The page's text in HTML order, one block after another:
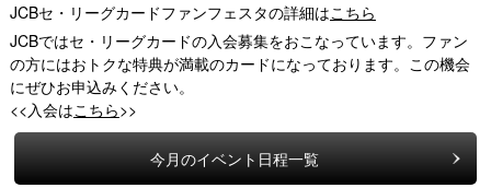
JCBセ・リーグカードファンフェスタの詳細はこちら
JCBではセ・リーグカードの入会募集をおこなっています。ファン
の方にはおトクな特典が満載のカードになっております。この機会
にぜひお申込みください。
<<入会はこちら>>
今月のイベント日程一覧